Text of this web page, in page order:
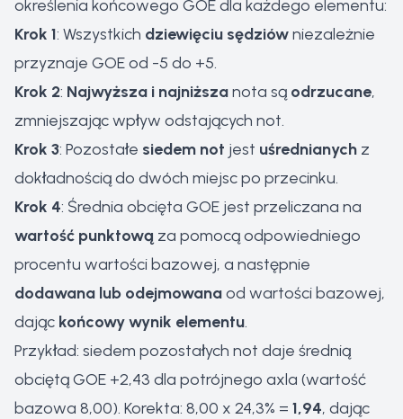
określenia końcowego GOE dla każdego elementu:
Krok 1: Wszystkich dziewięciu sędziówniezależnie
przyznaje GOE od -5 do +5.
Krok 2: Najwyższa i najniższanota są odrzucane,
zmniejszając wpływ odstających not.
Krok 3: Pozostałe siedem not jest uśrednianych z
dokładnością do dwóch miejsc po przecinku.
Krok 4: Średnia obcięta GOE jest przeliczana na
wartość punktową za pomocą odpowiedniego
procentu wartości bazowej, a następnie
dodawana lub odejmowanaod wartości bazowej,
dając końcowy wynik elementu.
Przykład: siedem pozostałych not daje średnią
obciętą GOE +2,43 dla potrójnego axla (wartość
bazowa 8,00). Korekta: 8,00 x 24,3% = 1,94, dając